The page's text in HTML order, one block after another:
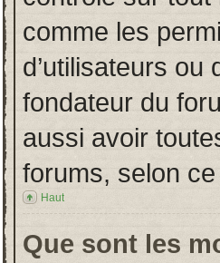
comme les
d’utilisateurs
fondateur du
aussi avoir
forums, selon
Haut
Que sont les